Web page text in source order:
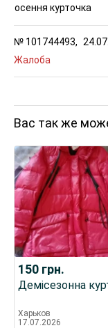
№ 101744493,
Жалоба
осення курточка
Вас так же
150 грн.
Демісезонна
Харьков
17.07.2026